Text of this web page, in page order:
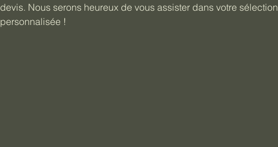
devis. Nous serons heureux de vous assister dans votre sélection
personnalisée !